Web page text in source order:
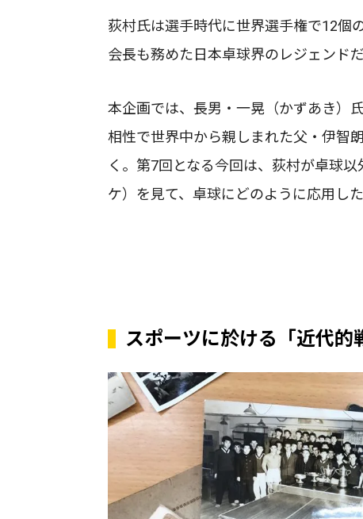
荻村氏は選手時代に世界選手権で12個
会長も務めた日本卓球界のレジェンドだ
本企画では、長男・一晃（かずあき）
相性で世界中から親しまれた父・伊智
く。第7回となる今回は、荻村が卓球
ケ）を見て、卓球にどのように応用し
スポーツに於ける「近代的